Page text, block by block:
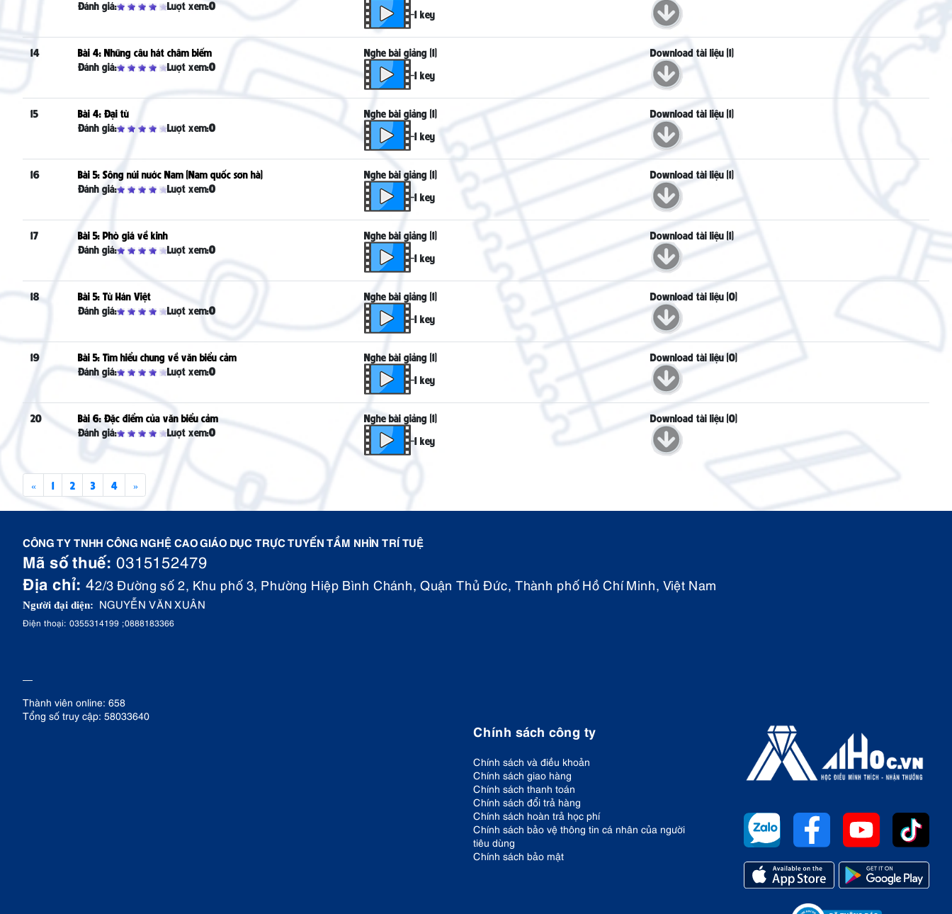
Đánh giá:
Lượt xem:0
-1 key
14
Bài 4: Những câu hát châm biếm
Đánh giá:
Lượt xem:0
Nghe bài giảng (1)
-1 key
Download tài liệu (1)
15
Bài 4: Đại từ
Đánh giá:
Lượt xem:0
Nghe bài giảng (1)
-1 key
Download tài liệu (1)
16
Bài 5: Sông núi nước Nam (Nam quốc sơn hà)
Đánh giá:
Lượt xem:0
Nghe bài giảng (1)
-1 key
Download tài liệu (1)
17
Bài 5: Phò giá về kinh
Đánh giá:
Lượt xem:0
Nghe bài giảng (1)
-1 key
Download tài liệu (1)
18
Bài 5: Từ Hán Việt
Đánh giá:
Lượt xem:0
Nghe bài giảng (1)
-1 key
Download tài liệu (0)
19
Bài 5: Tìm hiểu chung về văn biểu cảm
Đánh giá:
Lượt xem:0
Nghe bài giảng (1)
-1 key
Download tài liệu (0)
20
Bài 6: Đặc điểm của văn biểu cảm
Đánh giá:
Lượt xem:0
Nghe bài giảng (1)
-1 key
Download tài liệu (0)
« 1 2 3 4 »
CÔNG TY TNHH CÔNG NGHỆ CAO GIÁO DỤC TRỰC TUYẾN TẦM NHÌN TRÍ TUỆ
Mã số thuế: 0315152479
Địa chỉ: 42/3 Đường số 2, Khu phố 3, Phường Hiệp Bình Chánh, Quận Thủ Đức, Thành phố Hồ Chí Minh, Việt Nam
Người đại diện: NGUYỄN VĂN XUÂN
Điện thoại: 0355314199 ;0888183366
Thành viên online: 658
Tổng số truy cập: 58033640
Chính sách công ty
Chính sách và điều khoản
Chính sách giao hàng
Chính sách thanh toán
Chính sách đổi trả hàng
Chính sách hoàn trả học phí
Chính sách bảo vệ thông tin cá nhân của người
tiêu dùng
Chính sách bảo mật